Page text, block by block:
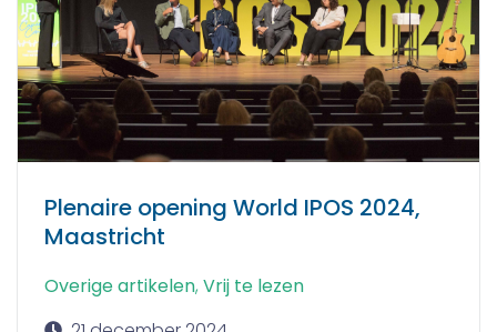
Plenaire opening World IPOS 2024,
Maastricht
Overige artikelen, Vrij te lezen